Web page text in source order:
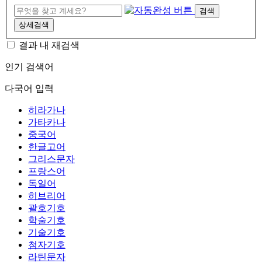
검색
상세검색
결과 내 재검색
인기 검색어
다국어 입력
히라가나
가타카나
중국어
한글고어
그리스문자
프랑스어
독일어
히브리어
괄호기호
학술기호
기술기호
첨자기호
라틴문자